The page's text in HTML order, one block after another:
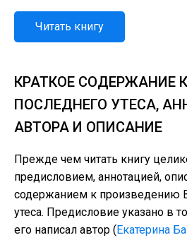
Читать книгу
КРАТКОЕ СОДЕРЖАНИЕ
ПОСЛЕДНЕГО УТЕСА,
АВТОРА И ОПИСАНИЕ
Прежде чем читать книгу
предисловием, аннотацией,
содержанием к произведению
утеса. Предисловие указано в
его написал автор (Екатерина